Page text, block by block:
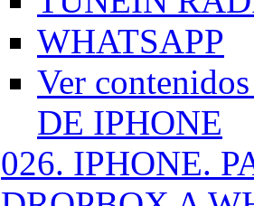
WHATSAPP
Ver
DE IPHONE
026. IPHONE.